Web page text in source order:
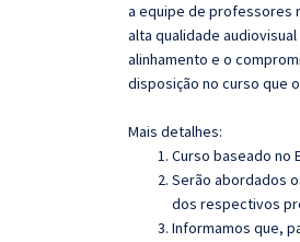
a equipe de professores
alta qualidade
alinhamento e o
disposição no curso que
Mais detalhes:
Curso baseado no
Serão abordados
dos respectivos
Informamos que,